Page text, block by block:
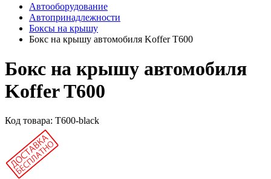
Автооборудование
Автопринадлежности
Боксы на крышу
Бокс на крышу автомобиля Koffer T600
Бокс на крышу автомобиля
Koffer T600
Код товара: T600-black